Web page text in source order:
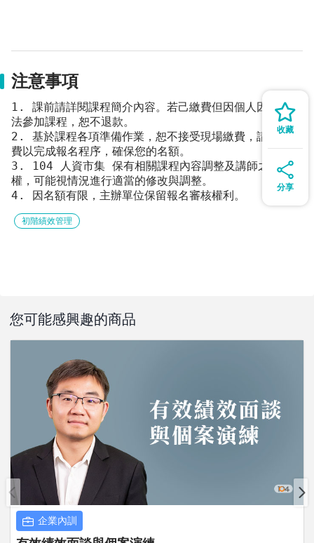
收藏
分享
注意事項
1. 課前請詳閱課程簡介內容。若己繳費但因個人因素而無
法參加課程，恕不退款。
2. 基於課程各項準備作業，恕不接受現場繳費，請先行繳
費以完成報名程序，確保您的名額。
3. 104 人資市集 保有相關課程內容調整及講師之變動
權，可能視情況進行適當的修改與調整。
4. 因名額有限，主辦單位保留報名審核權利。
初階績效管理
您可能感興趣的商品
企業內訓